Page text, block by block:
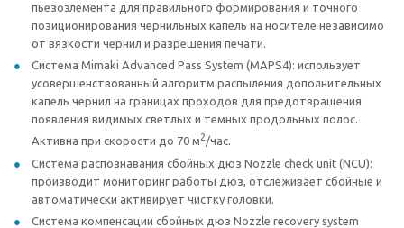
пьезоэлемента для правильного формирования и точного
позиционирования чернильных капель на носителе независимо
от вязкости чернил и разрешения печати.
Система Mimaki Advanced Pass System (MAPS4): использует
усовершенствованный алгоритм распыления дополнительных
капель чернил на границах проходов для предотвращения
появления видимых светлых и темных продольных полос.
Активна при скорости до 70 м2/час.
Система распознавания сбойных дюз Nozzle check unit (NCU):
производит мониторинг работы дюз, отслеживает сбойные и
автоматически активирует чистку головки.
Система компенсации сбойных дюз Nozzle recovery system